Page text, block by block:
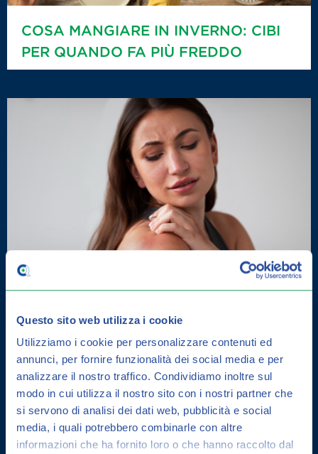
Questo sito web utilizza i cookie
Utilizziamo i cookie per personalizzare contenuti ed
annunci, per fornire funzionalità dei social media e per
analizzare il nostro traffico. Condividiamo inoltre sul
modo in cui utilizza il nostro sito con i nostri partner che
si servono di analisi dei dati web, pubblicità e social
media, i quali potrebbero combinarle con altre
informazioni che ha fornito loro o che hanno raccolto dal
COSA MANGIARE IN INVERNO: CIBI
PER QUANDO FA PIÙ FREDDO
DERMATITE SEBORROICA: COME
CURARLA E GUIDA ALLA
PREVENZIONE